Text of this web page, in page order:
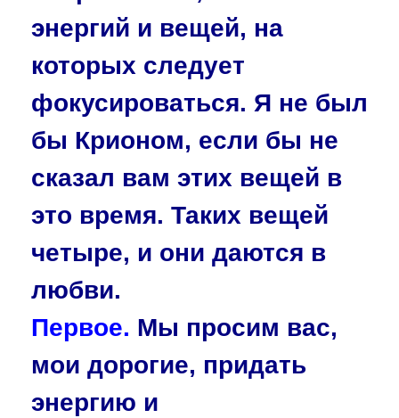
энергий и вещей, на
которых следует
фокусироваться. Я не был
бы Крионом, если бы не
сказал вам этих вещей в
это время. Таких вещей
четыре, и они даются в
любви.
Первое. Мы просим вас,
мои дорогие, придать
энергию и